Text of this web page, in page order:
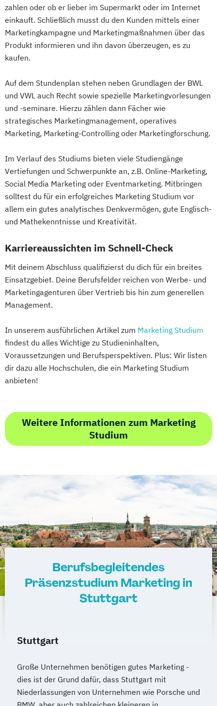
zahlen oder ob er lieber im Supermarkt oder im Internet
einkauft. Schließlich musst du den Kunden mittels einer
Marketingkampagne und Marketingmaßnahmen über das
Produkt informieren und ihn davon überzeugen, es zu
kaufen.
Auf dem Stundenplan stehen neben Grundlagen der BWL
und VWL auch Recht sowie spezielle Marketingvorlesungen
und -seminare. Hierzu zählen dann Fächer wie
strategisches Marketingmanagement, operatives
Marketing, Marketing-Controlling oder Marketingforschung.
Im Verlauf des Studiums bieten viele Studiengänge
Vertiefungen und Schwerpunkte an, z.B. Online-Marketing,
Social Media Marketing oder Eventmarketing. Mitbringen
solltest du für ein erfolgreiches Marketing Studium vor
allem ein gutes analytisches Denkvermögen, gute Englisch-
und Mathekenntnisse und Kreativität.
Karriereaussichten im Schnell-Check
Mit deinem Abschluss qualifizierst du dich für ein breites
Einsatzgebiet. Deine Berufsfelder reichen von Werbe- und
Marketingagenturen über Vertrieb bis hin zum generellen
Management.
In unserem ausführlichen Artikel zum Marketing Studium
findest du alles Wichtige zu Studieninhalten,
Voraussetzungen und Berufsperspektiven. Plus: Wir listen
dir dazu alle Hochschulen, die ein Marketing Studium
anbieten!
Weitere Informationen zum Marketing
Studium
Berufsbegleitendes
Präsenzstudium Marketing in
Stuttgart
Stuttgart
Große Unternehmen benötigen gutes Marketing -
dies ist der Grund dafür, dass Stuttgart mit
Niederlassungen von Unternehmen wie Porsche und